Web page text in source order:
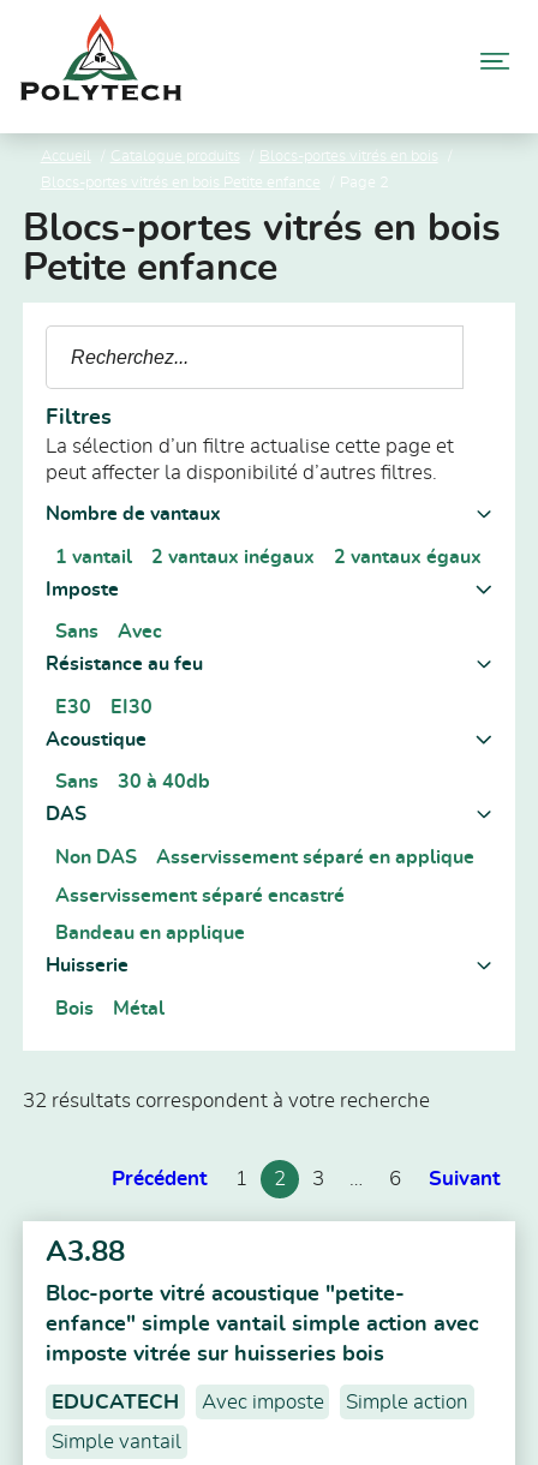
contenu
Accueil Catalogue produits
Blocs-portes vitrés en bois
Blocs-portes vitrés en bois Petite enfance
Page 2
Blocs-portes vitrés en bois
Petite enfance
Filtres
La sélection d’un filtre actualise cette page et
peut affecter la disponibilité d’autres filtres.
Nombre de vantaux
1 vantail 2 vantaux inégaux
2 vantaux égaux
Imposte
Sans
Avec
Résistance au feu
E30
EI30
Acoustique
Sans
30 à 40db
DAS
Non DAS
Asservissement séparé en applique
Asservissement séparé encastré
Bandeau en applique
Huisserie
Bois Métal
32 résultats correspondent à votre recherche
Précédent 1 2 3 6 Suivant
A3.88
Bloc-porte vitré acoustique "petite-
enfance" simple vantail simple action avec
imposte vitrée sur huisseries bois
EDUCATECH Avec imposte
Simple action
Simple vantail